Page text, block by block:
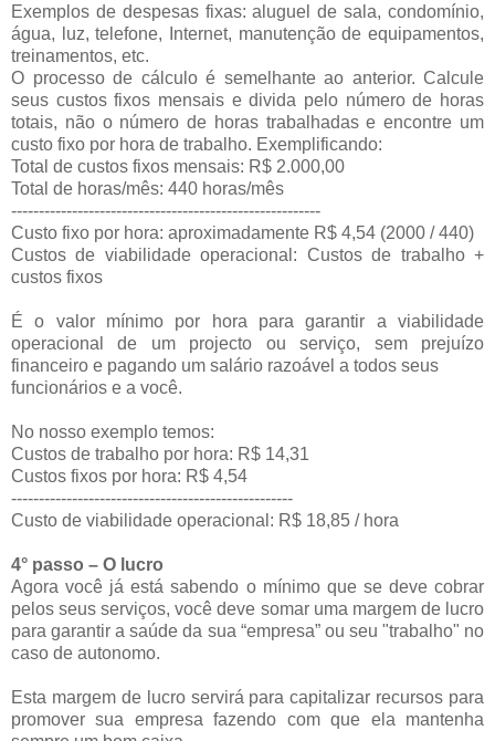
Exemplos de despesas fixas: aluguel de sala, condomínio,
água, luz, telefone, Internet, manutenção de equipamentos,
treinamentos, etc.
O processo de cálculo é semelhante ao anterior. Calcule
seus custos fixos mensais e divida pelo número de horas
totais, não o número de horas trabalhadas e encontre um
custo fixo por hora de trabalho. Exemplificando:
Total de custos fixos mensais: R$ 2.000,00
Total de horas/mês: 440 horas/mês
--------------------------------------------------------
Custo fixo por hora: aproximadamente R$ 4,54 (2000 / 440)
Custos de viabilidade operacional: Custos de trabalho +
custos fixos
É o valor mínimo por hora para garantir a viabilidade
operacional de um projecto ou serviço, sem prejuízo
financeiro e pagando um salário razoável a todos seus
funcionários e a você.
No nosso exemplo temos:
Custos de trabalho por hora: R$ 14,31
Custos fixos por hora: R$ 4,54
---------------------------------------------------
Custo de viabilidade operacional: R$ 18,85 / hora
4° passo – O lucro
Agora você já está sabendo o mínimo que se deve cobrar
pelos seus serviços, você deve somar uma margem de lucro
para garantir a saúde da sua “empresa” ou seu "trabalho" no
caso de autonomo.
Esta margem de lucro servirá para capitalizar recursos para
promover sua empresa fazendo com que ela mantenha